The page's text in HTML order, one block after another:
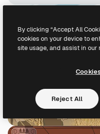
By clicking “Accept All
cookies on your device to
site usage, and assist in our
Reject All